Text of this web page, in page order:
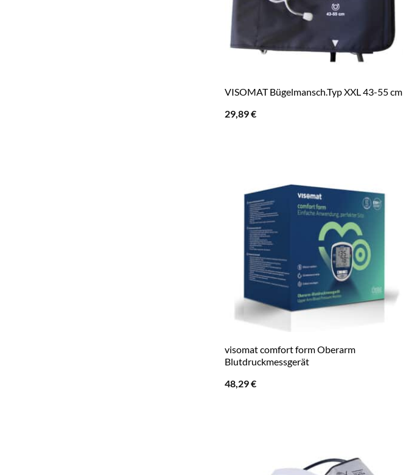
VISOMAT Bügelmansch.Typ XXL 43-55 cm
29,89€
visomat comfort form Oberarm
Blutdruckmessgerät
48,29€